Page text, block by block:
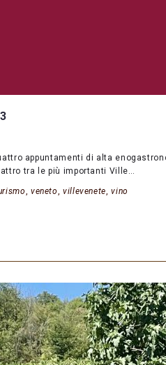
appuntamenti di alta
tra le più importanti Ville…
, veneto, villevenete,vino